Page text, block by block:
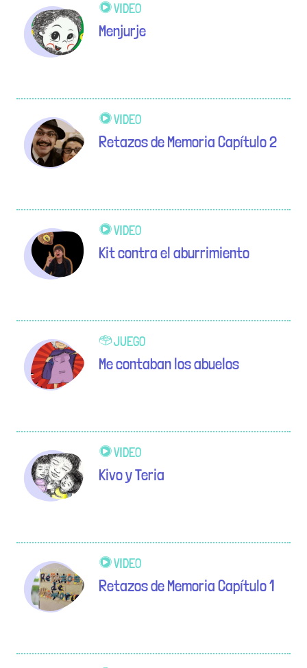
VIDEO
Menjurje
VIDEO
Retazos de Memoria Capítulo 2
VIDEO
Kit contra el aburrimiento
JUEGO
Me contaban los abuelos
VIDEO
Kivo y Teria
VIDEO
Retazos de Memoria Capítulo 1